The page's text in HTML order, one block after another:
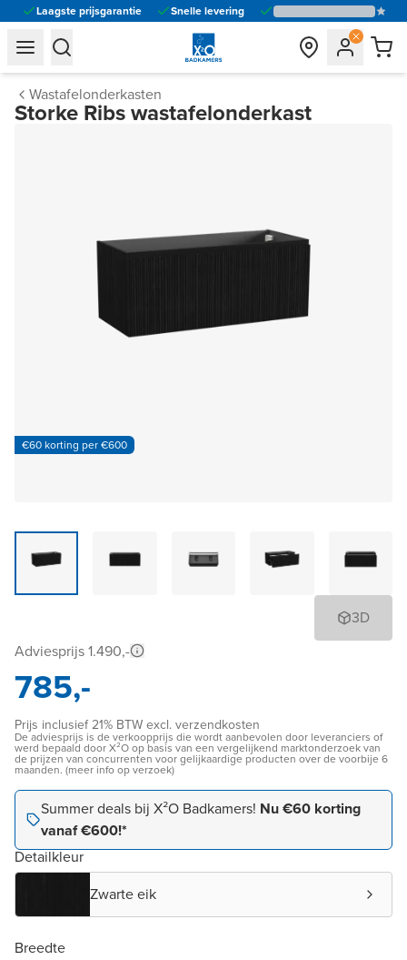
Laagste prijsgarantie Snelle levering
general.navigation.toggle_menu.label
general.navigation.toggle_menu.label
Wastafelonderkasten
Storke Ribs wastafelonderkast
€60 korting per €600
3D
Adviesprijs 1.490,-
785,-
Prijs inclusief 21% BTW excl. verzendkosten
De adviesprijs is de verkoopprijs die wordt aanbevolen door leveranciers of
werd bepaald door X²O op basis van een vergelijkend marktonderzoek van
de prijzen van concurrenten voor gelijkaardige producten over de voorbije 6
maanden. (meer info op verzoek)
Summer deals bij X²O Badkamers! Nu €60 korting
vanaf €600!*
Detailkleur
Zwarte eik
Breedte